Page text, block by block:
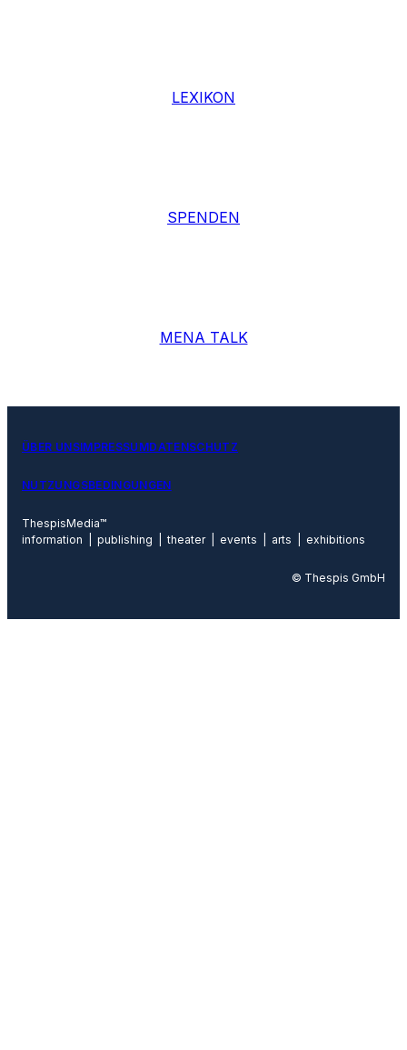
LEXIKON
SPENDEN
MENA TALK
ÜBER UNSIMPRESSUMDATENSCHUTZ
NUTZUNGSBEDINGUNGEN
ThespisMedia™
information | publishing | theater | events | arts | exhibitions
© Thespis GmbH